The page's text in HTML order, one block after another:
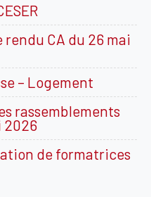
rendu CA du 26 mai
– Logement
rassemblements
2026
de formatrices